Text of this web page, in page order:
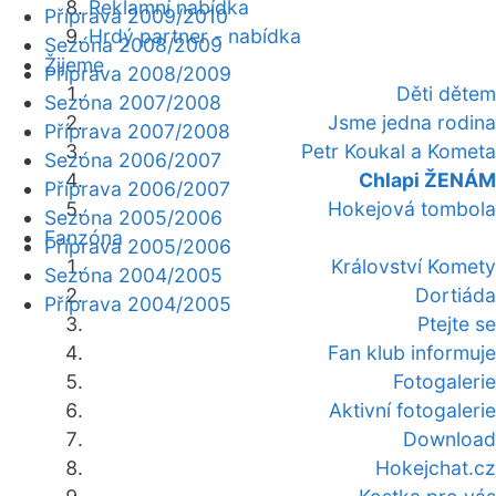
Reklamní nabídka
Hrdý partner - nabídka
Žijeme
Děti dětem
Jsme jedna rodina
Petr Koukal a Kometa
Chlapi ŽENÁM
Hokejová tombola
Fanzóna
Království Komety
Dortiáda
Ptejte se
Fan klub informuje
Fotogalerie
Aktivní fotogalerie
Download
Hokejchat.cz
Příprava 2009/2010
Sezóna 2008/2009
Příprava 2008/2009
Sezóna 2007/2008
Příprava 2007/2008
Sezóna 2006/2007
Příprava 2006/2007
Sezóna 2005/2006
Příprava 2005/2006
Sezóna 2004/2005
Příprava 2004/2005